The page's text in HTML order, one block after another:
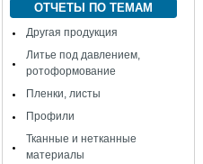
ОТЧЕТЫ ПО ТЕМАМ
Другая продукция
Литье под давлением,
ротоформование
Пленки, листы
Профили
Тканные и нетканные
материалы